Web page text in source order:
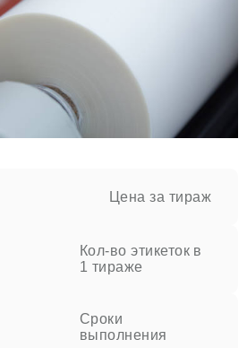
Цена за тираж
Кол-во этикеток в
1 тираже
Сроки
выполнения